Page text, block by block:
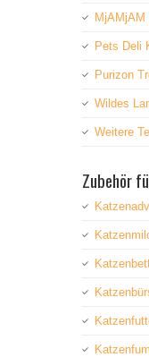
MjAMjAM
Pets Deli
Purizon
Wildes
Weitere
Zubehör